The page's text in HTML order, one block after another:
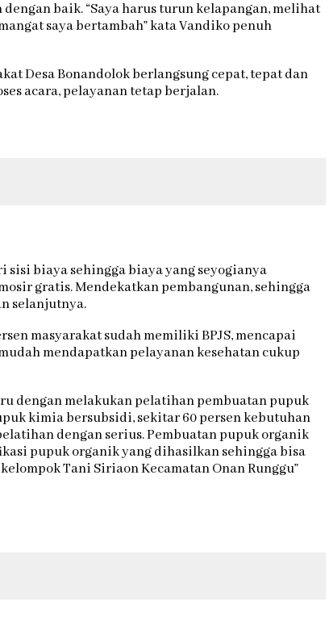
baik. “Saya harus turun kelapangan, melihat
saya bertambah” kata Vandiko penuh
Desa Bonandolok berlangsung cepat, tepat dan
acara, pelayanan tetap berjalan.
biaya sehingga biaya yang seyogianya
gratis. Mendekatkan pembangunan, sehingga
selanjutnya.
masyarakat sudah memiliki BPJS, mencapai
mendapatkan pelayanan kesehatan cukup
dengan melakukan pelatihan pembuatan pupuk
kimia bersubsidi, sekitar 60 persen kebutuhan
dengan serius. Pembuatan pupuk organik
pupuk organik yang dihasilkan sehingga bisa
Tani Siriaon Kecamatan Onan Runggu”